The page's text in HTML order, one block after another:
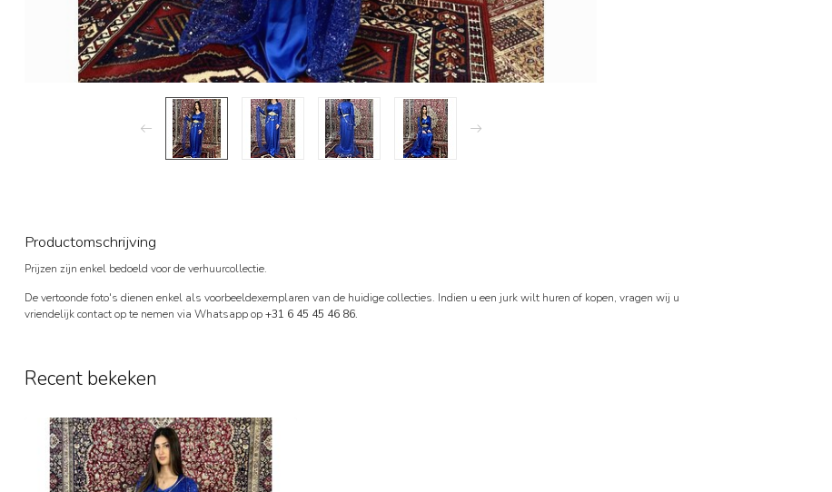
Productomschrijving
Prijzen zijn enkel bedoeld voor de verhuurcollectie.
De vertoonde foto's dienen enkel als voorbeeldexemplaren van de huidige collecties. Indien u een jurk wilt huren of kopen, vragen wij u
vriendelijk contact op te nemen via Whatsapp op+31 6 45 45 46 86.
Recent bekeken